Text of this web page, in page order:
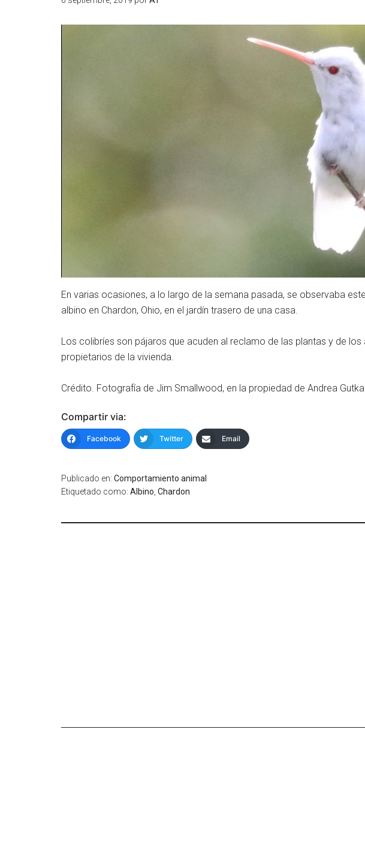
En varias ocasiones, a lo largo de la semana pasada, se observaba
albino en Chardon, Ohio, en el jardín trasero de una casa.
Los colibríes son pájaros que acuden al reclamo de las plantas y de
propietarios de la vivienda.
Crédito. Fotografía de Jim Smallwood, en la propiedad de Andrea Gutka
Compartir via:
Facebook Twitter Email
Publicado en: Comportamiento animal
Etiquetado como: Albino Chardon